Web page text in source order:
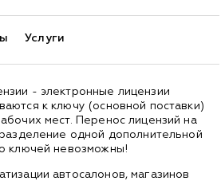
Услуги
- электронные лицензии
к ключу (основной поставки)
мест. Перенос лицензий на
одной дополнительной
ключей невозможны!
автосалонов, магазинов